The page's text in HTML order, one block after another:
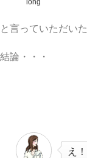
long
と言っていただい
結論・・・
え